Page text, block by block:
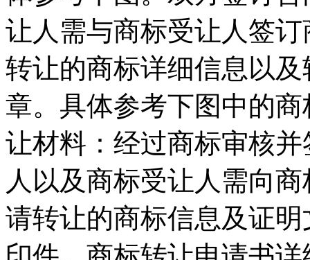
让人需与商标受让人签
转让的商标详细信息以
章。具体参考下图中的
让材料：经过商标审核
人以及商标受让人需向
请转让的商标信息及证